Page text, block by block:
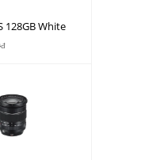
128GB White
đ